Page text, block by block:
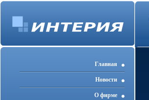
Главная
Новости
О фирме